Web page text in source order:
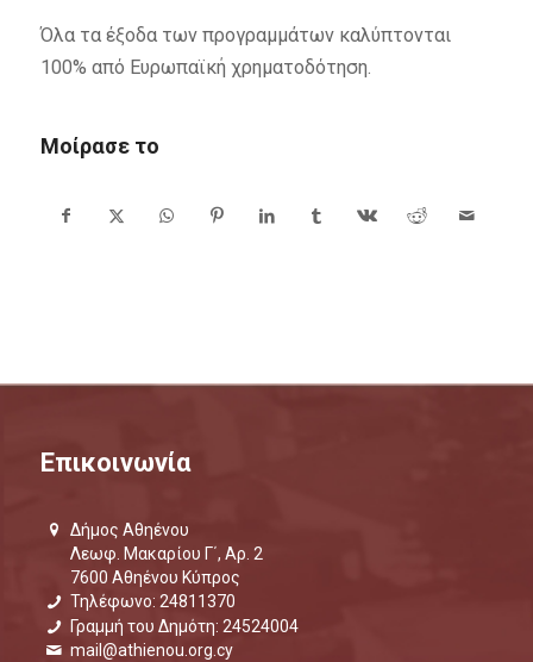
Όλα τα έξοδα των προγραμμάτων καλύπτονται
100% από Ευρωπαϊκή χρηματοδότηση.
Μοίρασε το
Επικοινωνία
Δήμος Αθηένου
Λεωφ. Μακαρίου Γ΄, Αρ. 2
7600 Αθηένου Κύπρος
Τηλέφωνο: 24811370
Γραμμή του Δημότη: 24524004
mail@athienou.org.cy